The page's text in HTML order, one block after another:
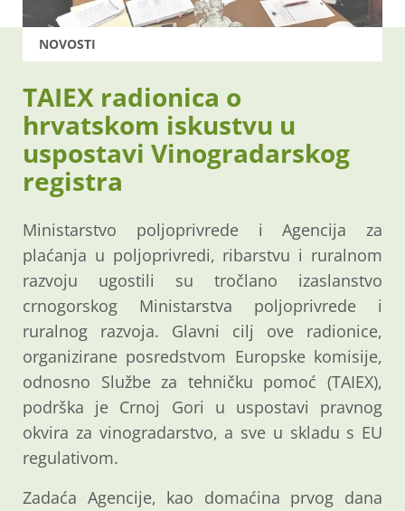
NOVOSTI
TAIEX radionica o
hrvatskom iskustvu u
uspostavi Vinogradarskog
registra
Ministarstvo poljoprivrede i Agencija za
plaćanja u poljoprivredi, ribarstvu i ruralnom
razvoju ugostili su tročlano izaslanstvo
crnogorskog Ministarstva poljoprivrede i
ruralnog razvoja. Glavni cilj ove radionice,
organizirane posredstvom Europske komisije,
odnosno Službe za tehničku pomoć (TAIEX),
podrška je Crnoj Gori u uspostavi pravnog
okvira za vinogradarstvo, a sve u skladu s EU
regulativom.
Zadaća Agencije, kao domaćina prvog dana